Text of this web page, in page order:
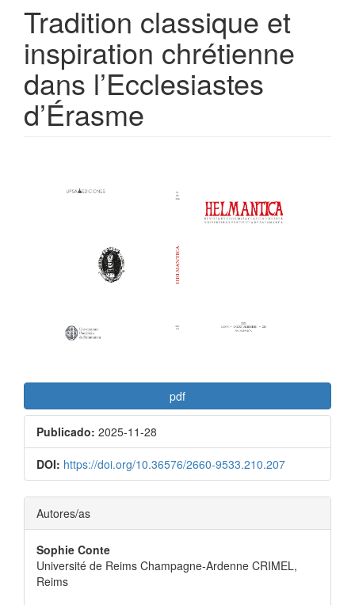
Tradition classique et
inspiration chrétienne
dans l’Ecclesiastes
d’Érasme
lateral
artículo
pdf
Publicado: 2025-11-28
DOI: https://doi.org/10.36576/2660-9533.210.207
Contenido
principal
del
artículo
Autores/as
Sophie Conte
Université de Reims Champagne-Ardenne CRIMEL,
Reims